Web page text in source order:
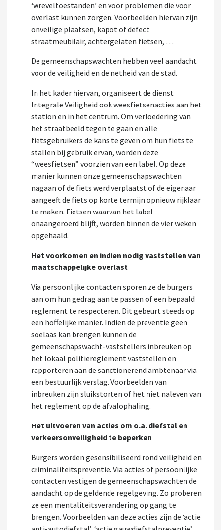
‘wreveltoestanden’ en voor problemen die voor
overlast kunnen zorgen. Voorbeelden hiervan zijn
onveilige plaatsen, kapot of defect
straatmeubilair, achtergelaten fietsen, …
De gemeenschapswachten hebben veel aandacht
voor de veiligheid en de netheid van de stad.
In het kader hiervan, organiseert de dienst
Integrale Veiligheid ook weesfietsenacties aan het
station en in het centrum. Om verloedering van
het straatbeeld tegen te gaan en alle
fietsgebruikers de kans te geven om hun fiets te
stallen bij gebruik ervan, worden deze
“weesfietsen” voorzien van een label. Op deze
manier kunnen onze gemeenschapswachten
nagaan of de fiets werd verplaatst of de eigenaar
aangeeft de fiets op korte termijn opnieuw rijklaar
te maken. Fietsen waarvan het label
onaangeroerd blijft, worden binnen de vier weken
opgehaald.
Het voorkomen en indien nodig vaststellen van
maatschappelijke overlast
Via persoonlijke contacten sporen ze de burgers
aan om hun gedrag aan te passen of een bepaald
reglement te respecteren. Dit gebeurt steeds op
een hoffelijke manier. Indien de preventie geen
soelaas kan brengen kunnen de
gemeenschapswacht-vaststellers inbreuken op
het lokaal politiereglement vaststellen en
rapporteren aan de sanctionerend ambtenaar via
een bestuurlijk verslag. Voorbeelden van
inbreuken zijn sluikstorten of het niet naleven van
het reglement op de afvalophaling.
Het uitvoeren van acties om o.a. diefstal en
verkeersonveiligheid te beperken
Burgers worden gesensibiliseerd rond veiligheid en
criminaliteitspreventie. Via acties of persoonlijke
contacten vestigen de gemeenschapswachten de
aandacht op de geldende regelgeving. Zo proberen
ze een mentaliteitsverandering op gang te
brengen. Voorbeelden van deze acties zijn de ‘actie